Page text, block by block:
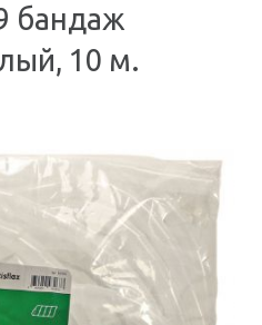
бандаж
10 м.